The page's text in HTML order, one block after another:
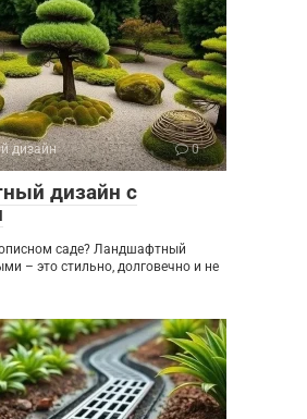
дизайн 0
дизайн с
саде? Ландшафтный
– это стильно, долговечно и не